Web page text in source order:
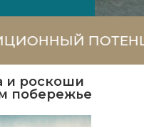
и роскоши
побережье